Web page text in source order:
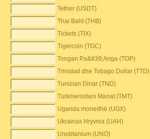
Tether (USDT)
Thai Baht (THB)
Tickets (TIX)
Tigercoin (TGC)
Tongan Pa&#39;Anga (TOP)
Trinidad dhe Tobago Dollar (TTD)
Tunizian Dinar (TND)
Turkmenistani Manat (TMT)
Uganda monedhë (UGX)
Ukrainas Hryvnia (UAH)
Unobtanium (UNO)